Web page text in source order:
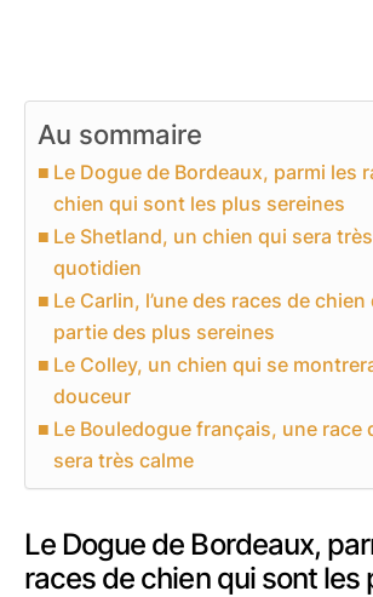
Au sommaire
Le Dogue de Bordeaux, parmi les
chien qui sont les plus sereines
Le Shetland, un chien qui sera
quotidien
Le Carlin, l’une des races de
partie des plus sereines
Le Colley, un chien qui se
douceur
Le Bouledogue français, une race
sera très calme
Le Dogue de Bordeaux,
races de chien qui sont les